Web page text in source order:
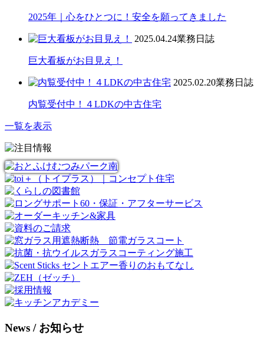
2025年｜心をひとつに！安全を願ってきました
2025.04.24業務日誌
巨大看板がお目見え！
2025.02.20業務日誌
内覧受付中！４LDKの中古住宅
一覧を表示
News / お知らせ